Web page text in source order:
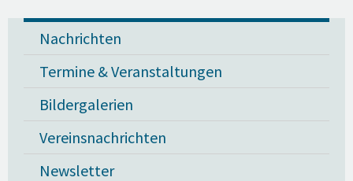
Nachrichten
Termine & Veranstaltungen
Bildergalerien
Vereinsnachrichten
Newsletter